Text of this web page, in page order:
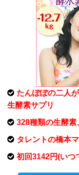
たんぽぽの二人
生酵素サプリ
328種類の生酵
タレントの橋本
初回3142円(いつ